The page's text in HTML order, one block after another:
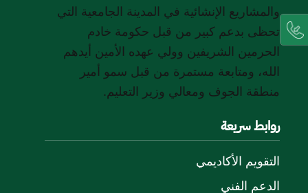
والمشاريع الإنشائية في المدينة الجامعية التي
تحظى بدعم كبير من قبل حكومة خادم
الحرمين الشريفين وولي عهده الأمين أيدهم
الله، ومتابعة مستمرة من قبل سمو أمير
منطقة الجوف ومعالي وزير التعليم.
روابط سريعة
التقويم الأكاديمي
الدعم الفني